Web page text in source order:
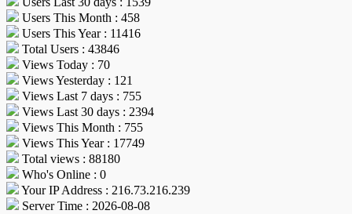
Users This Month : 458
Users This Year : 11416
Total Users : 43846
Views Today : 70
Views Yesterday : 121
Views Last 7 days : 755
Views Last 30 days : 2394
Views This Month : 755
Views This Year : 17749
Total views : 88180
Who's Online : 0
Your IP Address : 216.73.216.239
Server Time : 2026-08-08